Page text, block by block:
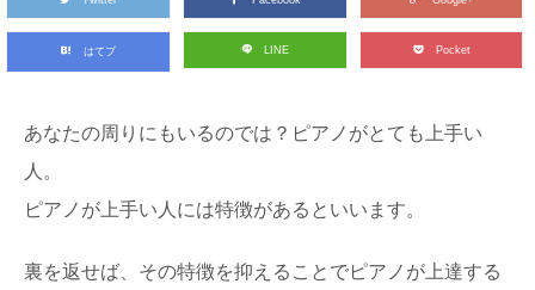
はてブ LINE Pocket
あなたの周りにもいるのでは？ピアノがとても上手い
人。
ピアノが上手い人には特徴があるといいます。
裏を返せば、その特徴を抑えることでピアノが上達する